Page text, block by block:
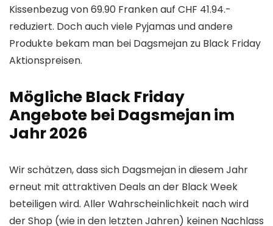
Kissenbezug von 69.90 Franken auf CHF 41.94.-
reduziert. Doch auch viele Pyjamas und andere
Produkte bekam man bei Dagsmejan zu Black Friday
Aktionspreisen.
Mögliche Black Friday
Angebote bei Dagsmejan im
Jahr 2026
Wir schätzen, dass sich Dagsmejan in diesem Jahr
erneut mit attraktiven Deals an der Black Week
beteiligen wird. Aller Wahrscheinlichkeit nach wird
der Shop (wie in den letzten Jahren) keinen Nachlass